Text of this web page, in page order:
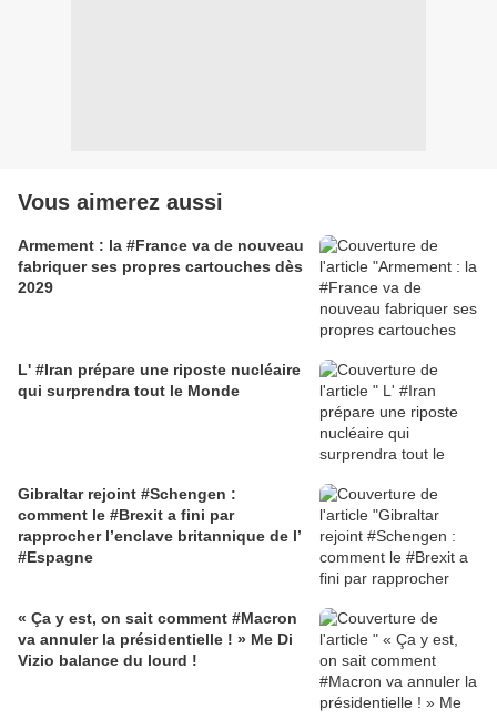
Vous aimerez aussi
Armement : la #France va de nouveau
fabriquer ses propres cartouches dès
2029
L' #Iran prépare une riposte nucléaire
qui surprendra tout le Monde
Gibraltar rejoint #Schengen :
comment le #Brexit a fini par
rapprocher l’enclave britannique de l’
#Espagne
« Ça y est, on sait comment #Macron
va annuler la présidentielle ! » Me Di
Vizio balance du lourd !